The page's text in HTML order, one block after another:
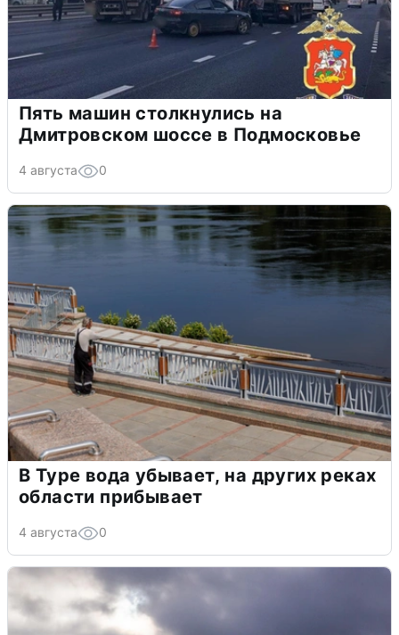
Пять машин столкнулись на
Дмитровском шоссе в Подмосковье
4 августа 0
В Туре вода убывает, на других реках
области прибывает
4 августа 0